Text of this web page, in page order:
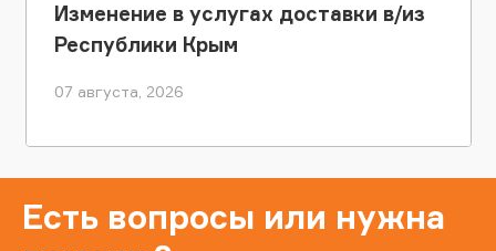
Изменение в услугах доставки в/из
Республики Крым
07 августа, 2026
Есть вопросы или нужна